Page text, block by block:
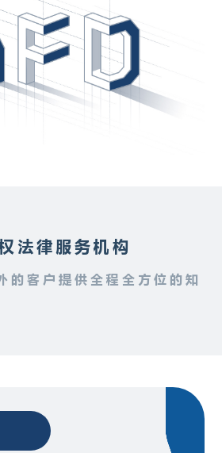
法律服务机构
的客户提供全程全方位的知